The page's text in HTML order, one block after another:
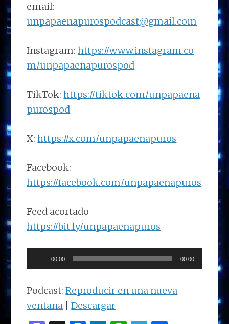
email:
unpapaenapurospodcast@gmail.com
Instagram:https://www.instagram.co
m/unpapaenapurospod
TikTok:https://tiktok.com/unpapaena
purospod
X:https://x.com/unpapaenapuros
Facebook:
https://facebook.com/unpapaenapuros
Feed acortado
https://bit.ly/unpapaenapuros
Reproductor
de
audio
00:00 00:00
Podcast:Reproducir en una nueva
ventana |Descargar